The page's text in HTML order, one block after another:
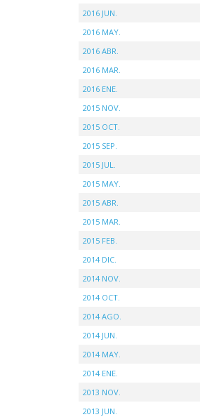
2016 JUN.
2016 MAY.
2016 ABR.
2016 MAR.
2016 ENE.
2015 NOV.
2015 OCT.
2015 SEP.
2015 JUL.
2015 MAY.
2015 ABR.
2015 MAR.
2015 FEB.
2014 DIC.
2014 NOV.
2014 OCT.
2014 AGO.
2014 JUN.
2014 MAY.
2014 ENE.
2013 NOV.
2013 JUN.